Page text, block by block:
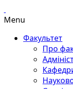
Menu
Факультет
Про